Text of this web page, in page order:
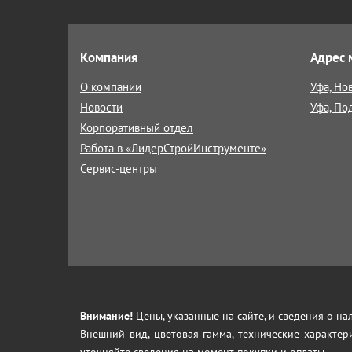
Компания
О компании
Новости
Корпоративный отдел
Работа в «ЛидерСтройИнструменте»
Сервис-центры
Адрес
Уфа,
Уфа,
Внимание! Цены, указанные на сайте, и сведения о
Внешний вид, цветовая гамма, технические